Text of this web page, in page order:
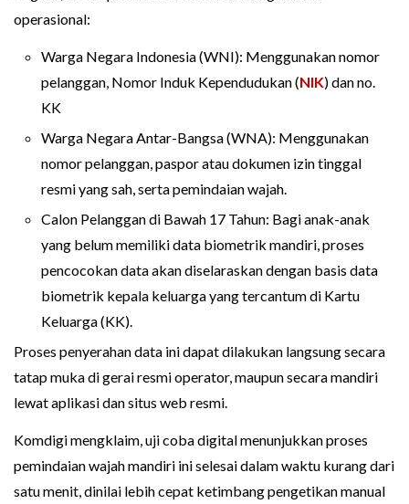
operasional:
Warga Negara Indonesia (WNI): Menggunakan nomor
pelanggan, Nomor Induk Kependudukan (NIK) dan no.
KK
Warga Negara Antar-Bangsa (WNA): Menggunakan
nomor pelanggan, paspor atau dokumen izin tinggal
resmi yang sah, serta pemindaian wajah.
Calon Pelanggan di Bawah 17 Tahun: Bagi anak-anak
yang belum memiliki data biometrik mandiri, proses
pencocokan data akan diselaraskan dengan basis data
biometrik kepala keluarga yang tercantum di Kartu
Keluarga (KK).
Proses penyerahan data ini dapat dilakukan langsung secara
tatap muka di gerai resmi operator, maupun secara mandiri
lewat aplikasi dan situs web resmi.
Komdigi mengklaim, uji coba digital menunjukkan proses
pemindaian wajah mandiri ini selesai dalam waktu kurang dari
satu menit, dinilai lebih cepat ketimbang pengetikan manual